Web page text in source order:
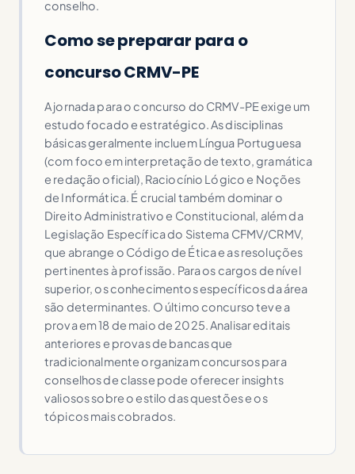
conselho.
Como se preparar para o
concurso CRMV-PE
A jornada para o concurso do CRMV-PE exige um
estudo focado e estratégico. As disciplinas
básicas geralmente incluem Língua Portuguesa
(com foco em interpretação de texto, gramática
e redação oficial), Raciocínio Lógico e Noções
de Informática. É crucial também dominar o
Direito Administrativo e Constitucional, além da
Legislação Específica do Sistema CFMV/CRMV,
que abrange o Código de Ética e as resoluções
pertinentes à profissão. Para os cargos de nível
superior, os conhecimentos específicos da área
são determinantes. O último concurso teve a
prova em 18 de maio de 2025. Analisar editais
anteriores e provas de bancas que
tradicionalmente organizam concursos para
conselhos de classe pode oferecer insights
valiosos sobre o estilo das questões e os
tópicos mais cobrados.